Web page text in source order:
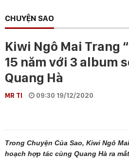
CHUYỆN SAO
Kiwi Ngô Mai Trang
15 năm với 3 album
Quang Hà
MR TI 09:30 19/12/2020
Trong Chuyện Của Sao, Kiwi Ngô
hoạch hợp tác cùng Quang Hà ra